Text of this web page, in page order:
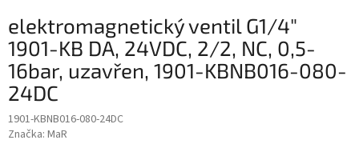
elektromagnetický ventil G1/4"
1901-KB DA, 24VDC, 2/2, NC, 0,5-
16bar, uzavřen, 1901-KBNB016-080-
24DC
1901-KBNB016-080-24DC
Značka: MaR